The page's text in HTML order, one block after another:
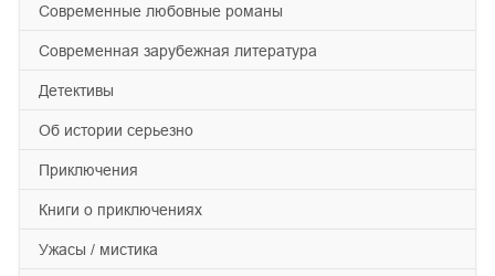
современные любовные романы
современная зарубежная литература
детективы
об истории серьезно
приключения
книги о приключениях
ужасы / мистика